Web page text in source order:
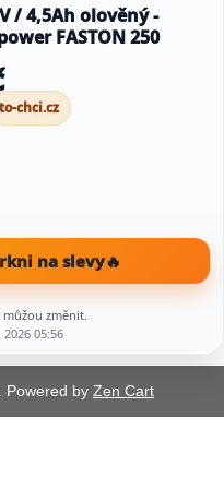
/ 4,5Ah olověný -
FASTON 250
to-chci.cz
na slevy🔥
změnit.
05:56
Powered by Zen Cart